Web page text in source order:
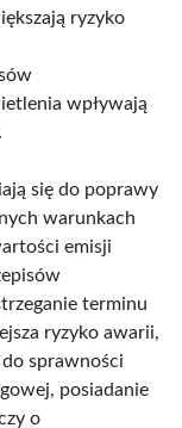
ryzyko
wpływają
się do poprawy
warunkach
emisji
terminu
ryzyko awarii,
sprawności
posiadanie
o